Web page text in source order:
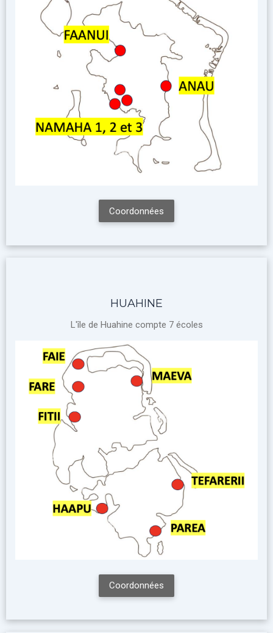
Coordonnées
HUAHINE
L'île de Huahine compte 7 écoles
Coordonnées